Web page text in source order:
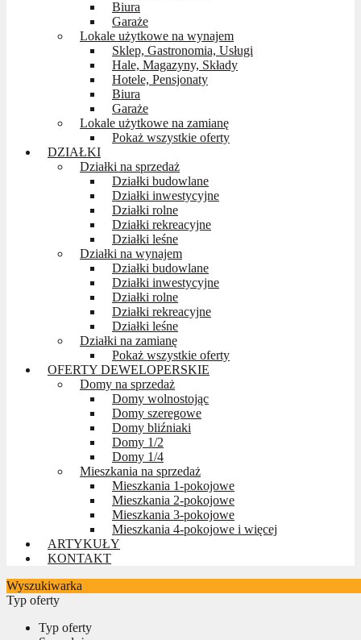
Biura
Garaże
Lokale użytkowe na wynajem
Sklep, Gastronomia, Usługi
Hale, Magazyny, Składy
Hotele, Pensjonaty
Biura
Garaże
Lokale użytkowe na zamianę
Pokaż wszystkie oferty
DZIAŁKI
Działki na sprzedaż
Działki budowlane
Działki inwestycyjne
Działki rolne
Działki rekreacyjne
Działki leśne
Działki na wynajem
Działki budowlane
Działki inwestycyjne
Działki rolne
Działki rekreacyjne
Działki leśne
Działki na zamianę
Pokaż wszystkie oferty
OFERTY DEWELOPERSKIE
Domy na sprzedaż
Domy wolnostojąc
Domy szeregowe
Domy bliźniaki
Domy 1/2
Domy 1/4
Mieszkania na sprzedaż
Mieszkania 1-pokojowe
Mieszkania 2-pokojowe
Mieszkania 3-pokojowe
Mieszkania 4-pokojowe i więcej
ARTYKUŁY
KONTAKT
Wyszukiwarka
Typ oferty
Typ oferty